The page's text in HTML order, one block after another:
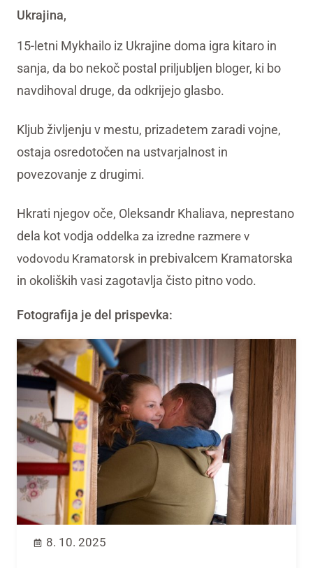
Ukrajina,
15-letni Mykhailo iz Ukrajine doma igra kitaro in
sanja, da bo nekoč postal priljubljen bloger, ki bo
navdihoval druge, da odkrijejo glasbo.
Kljub življenju v mestu, prizadetem zaradi vojne,
ostaja osredotočen na ustvarjalnost in
povezovanje z drugimi.
Hkrati njegov oče, Oleksandr Khaliava, neprestano
dela kot vodja oddelka za izredne razmere v
vodovodu Kramatorsk in prebivalcem Kramatorska
in okoliških vasi zagotavlja čisto pitno vodo.
Fotografija je del prispevka:
8. 10. 2025